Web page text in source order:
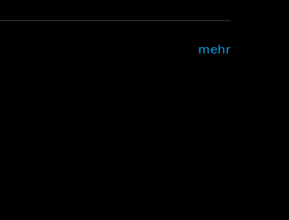
mehr